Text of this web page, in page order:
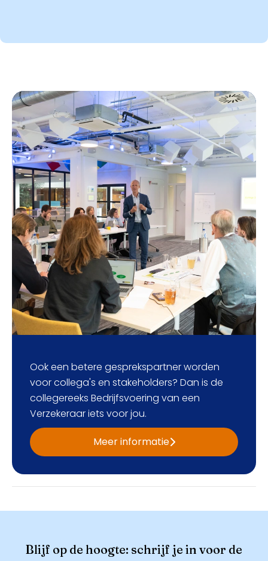
Ook een betere gesprekspartner worden
voor collega's en stakeholders? Dan is de
collegereeks Bedrijfsvoering van een
Verzekeraar iets voor jou.
Meer informatie
Blijf op de hoogte: schrijf je in voor de